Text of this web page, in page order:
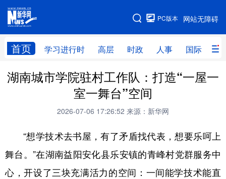
网站无障碍
PC版本
首页 学习进行时 高层 时政 人事 国际 财
网站地图
学习进行时 高层 时政 人事
财经 网评
全球连线
科技 科创 量子 体育
文化 书画 健康 军事
湖南城市学院驻村工作队：打造“一屋一
室一舞台”空间
2026-07-06 17:26:52 来源：新华网
“想学技术去书屋，有了矛盾找代表，想要乐呵上
舞台。”在湖南益阳安化县乐安镇的青峰村党群服务中
心，开设了三块充满活力的空间：一间能学技术能直